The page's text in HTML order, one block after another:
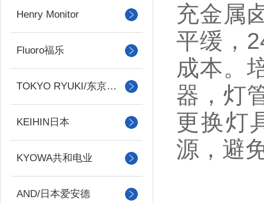
Henry Monitor
Fluoro福乐
TOKYO RYUKI/东京流机
KEIHIN日本
KYOWA共和电业
AND/日本爱安德
充金属
平缓，
成本。
器，灯
更换灯
源，避